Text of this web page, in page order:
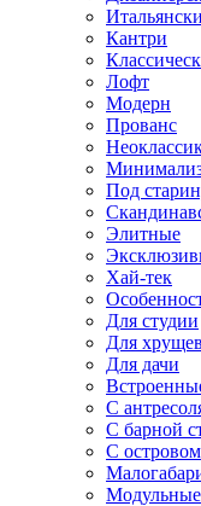
Кантри
Лофт
Модерн
Прованс
Под
Элитные
Хай-тек
Для студии
Для
Для дачи
С
С барной
С островом
Модульные